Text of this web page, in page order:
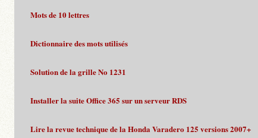
Mots de 10 lettres
Dictionnaire des mots utilisés
Solution de la grille No 1231
Installer la suite Office 365 sur un serveur RDS
Lire la revue technique de la Honda Varadero 125 versions 2007+